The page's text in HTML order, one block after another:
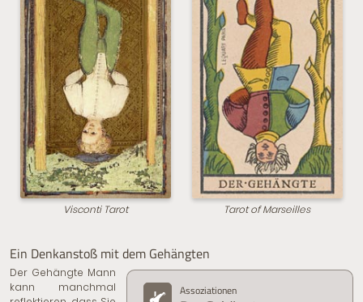
Visconti Tarot Tarot of Marseilles
Ein Denkanstoß mit dem Gehängten
Assoziationen
Der Gehängte Mann
kann manchmal